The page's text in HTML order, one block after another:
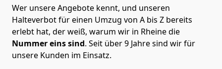
Wer unsere Angebote kennt, und unseren
Halteverbot für einen Umzug von A bis Z bereits
erlebt hat, der weiß, warum wir in Rheine die
Nummer eins sind. Seit über 9 Jahre sind wir für
unsere Kunden im Einsatz.